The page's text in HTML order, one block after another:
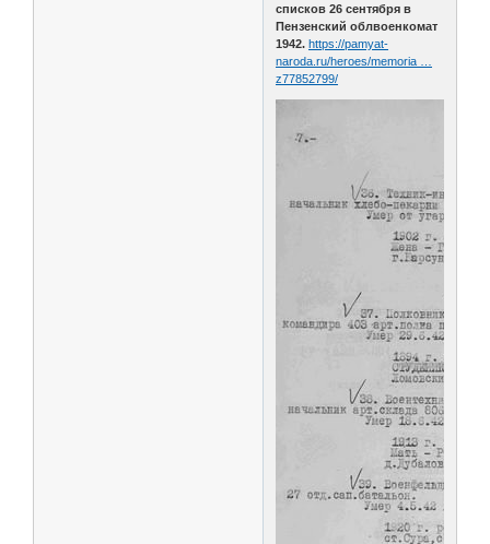
списков 26 сентября в
Пензенский облвоенкомат
1942. https://pamyat-
naroda.ru/heroes/memoria …
z77852799/